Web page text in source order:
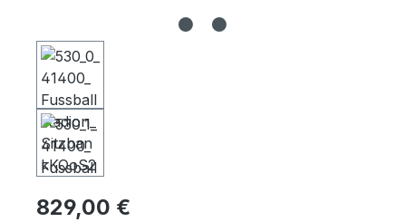
Regulärer Preis:
829,00 €